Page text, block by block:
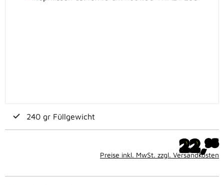
240 gr Füllgewicht
22,95
Preise inkl. MwSt. zzgl. Versandkosten